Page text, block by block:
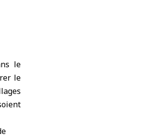
le
le